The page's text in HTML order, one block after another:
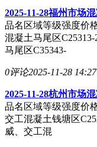
2025-11-28福州市场
品名区域等级强度价
混凝土马尾区
马尾区C35343-
0评论2025-11-28 14:27
2025-11-28杭州市场
品名区域等级强度价
交工混凝土钱塘区
威、交工混